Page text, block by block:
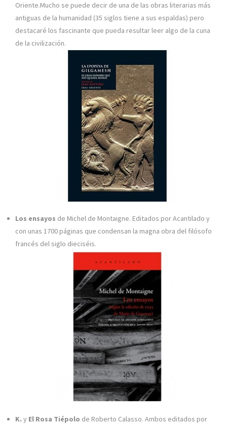
Oriente.Mucho se puede decir de una de las obras literarias más
antiguas de la humanidad (35 siglos tiene a sus espaldas) pero
destacaré los fascinante que pueda resultar leer algo de la cuna
de la civilización.
Los ensayos de Michel de Montaigne. Editados por Acantilado y
con unas 1700 páginas que condensan la magna obra del filósofo
francés del siglo dieciséis.
K. y El Rosa Tiépolo de Roberto Calasso. Ambos editados por